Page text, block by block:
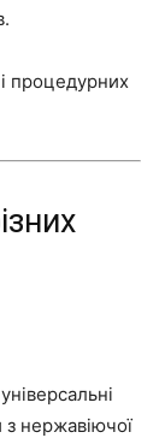
процедурних
з нержавіючої